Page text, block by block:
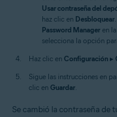
Usar contraseña del
haz clic en Desbloquear
Password Manager en
selecciona la opción
Haz clic en Configuración ▸
Sigue las instrucciones en
clic en Guardar.
Se cambió la contraseña de